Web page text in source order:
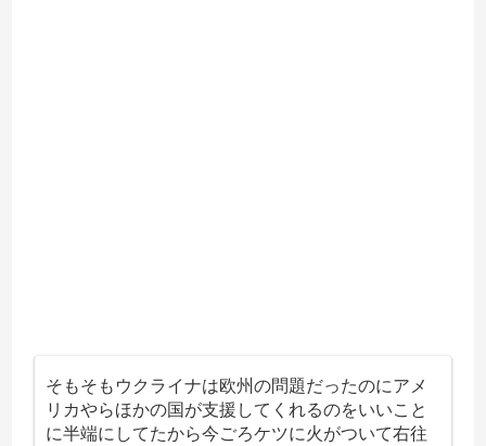
そもそもウクライナは欧州の問題だったのにアメ
リカやらほかの国が支援してくれるのをいいこと
に半端にしてたから今ごろケツに火がついて右往